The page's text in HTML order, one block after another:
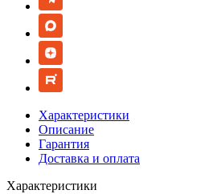
Характеристики
Описание
Гарантия
Доставка и оплата
Характеристики